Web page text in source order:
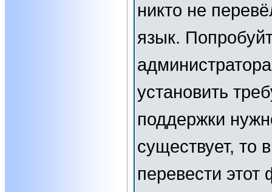
никто не
язык.
установить
поддержки
существует, то
перевести